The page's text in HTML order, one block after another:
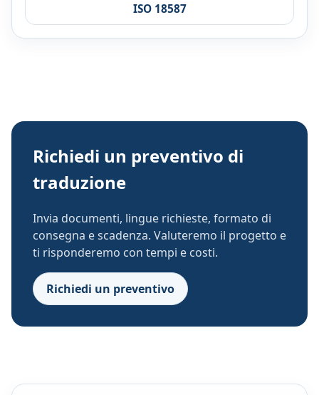
ISO 18587
Richiedi un preventivo di
traduzione
Invia documenti, lingue richieste, formato di
consegna e scadenza. Valuteremo il progetto e
ti risponderemo con tempi e costi.
Richiedi un preventivo